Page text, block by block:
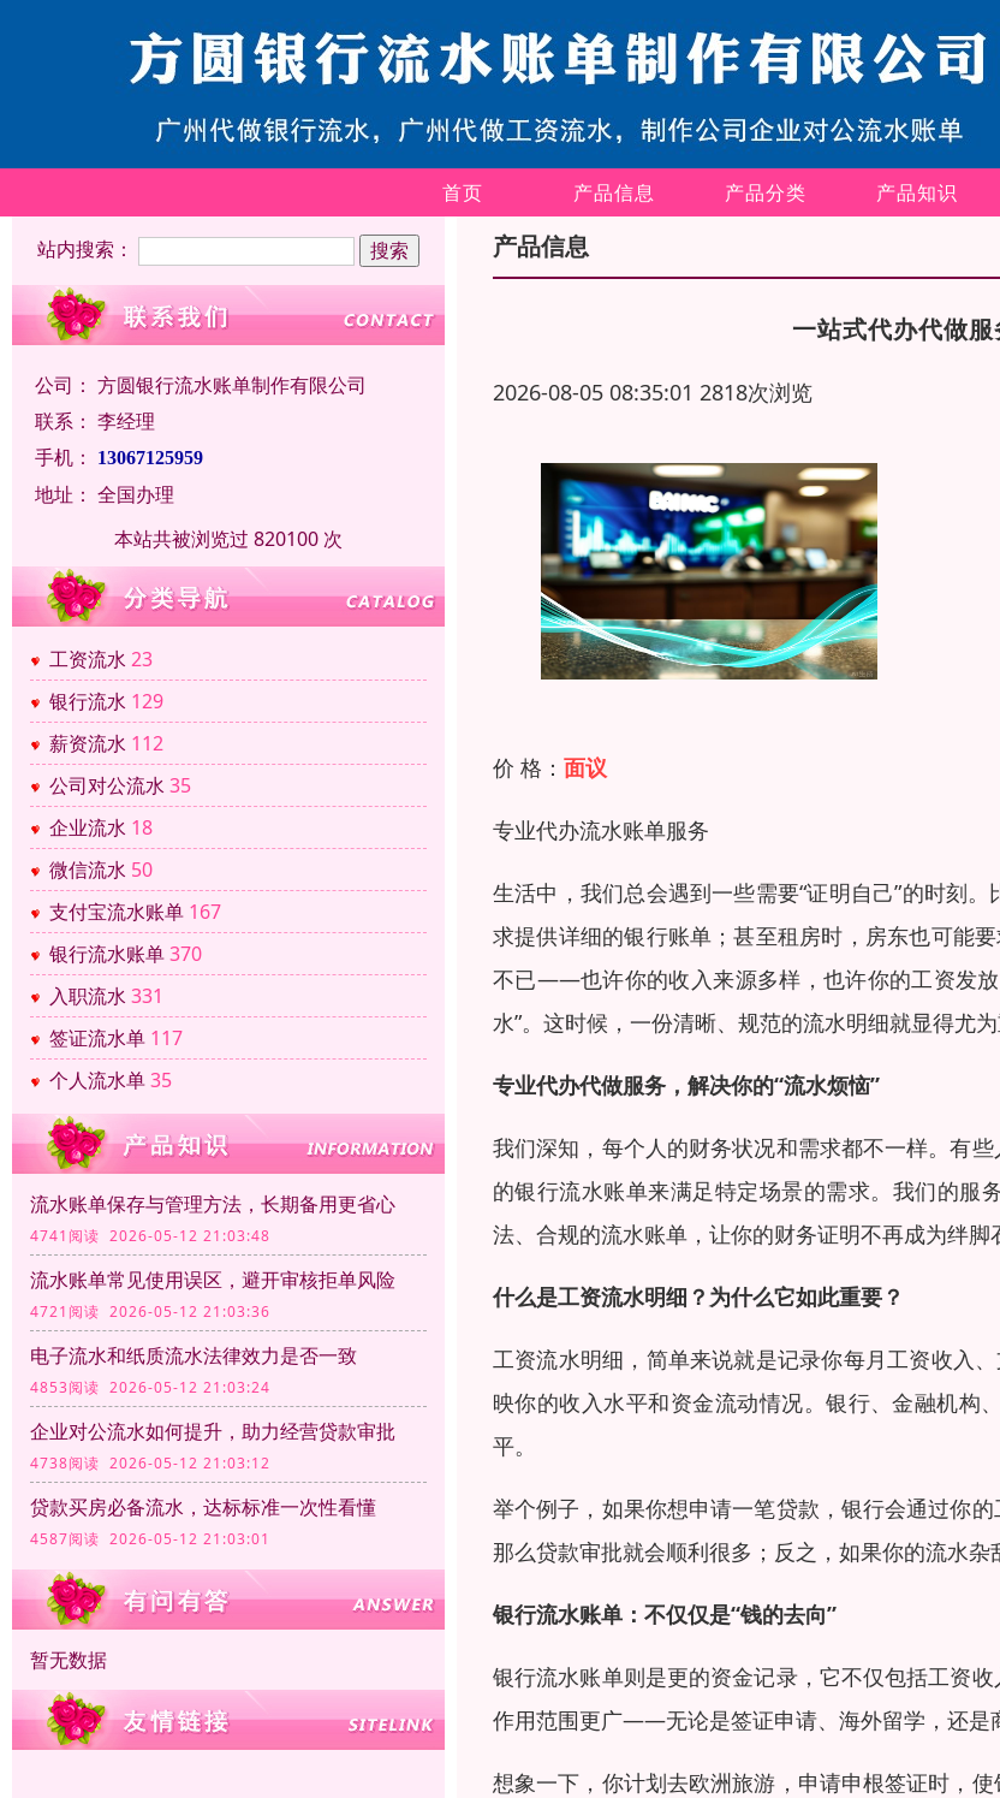
首页 产品信息 产品分类 产品知识
站内搜索：
公司： 方圆银行流水账单制作有限公司
联系： 李经理
手机：
13067125959
地址： 全国办理
本站共被浏览过 820100 次
工资流水 23
银行流水 129
薪资流水 112
公司对公流水 35
企业流水 18
微信流水 50
支付宝流水账单 167
银行流水账单370
入职流水 331
签证流水单 117
个人流水单35
流水账单保存与管理方法，长期备用更省心
4741阅读 2026-05-12 21:03:48
流水账单常见使用误区，避开审核拒单风险
4721阅读 2026-05-12 21:03:36
电子流水和纸质流水法律效力是否一致
4853阅读 2026-05-12 21:03:24
企业对公流水如何提升，助力经营贷款审批
4738阅读 2026-05-12 21:03:12
贷款买房必备流水，达标标准一次性看懂
4587阅读 2026-05-12 21:03:01
暂无数据
产品信息
一站式代办代做
2026-08-05 08:35:01 2818次浏览
价 格： 面议
专业代办流水账单服务
生活中，我们总会遇到一些需要“证明自己”的时刻
求提供详细的银行账单；甚至租房时，房东也可能
不已——也许你的收入来源多样，也许你的工资发
水”。这时候，一份清晰、规范的流水明细就显得尤为
专业代办代做服务，解决你的“流水烦恼”
我们深知，每个人的财务状况和需求都不一样。有
的银行流水账单来满足特定场景的需求。我们的
法、合规的流水账单，让你的财务证明不再成为绊脚
什么是工资流水明细？为什么它如此重要？
工资流水明细，简单来说就是记录你每月工资收入
映你的收入水平和资金流动情况。银行、金融机构
平。
举个例子，如果你想申请一笔贷款，银行会通过你
那么贷款审批就会顺利很多；反之，如果你的流水
银行流水账单：不仅仅是“钱的去向”
银行流水账单则是更的资金记录，它不仅包括工资
作用范围更广——无论是签证申请、海外留学，还是
想象一下，你计划去欧洲旅游，申请申根签证时，